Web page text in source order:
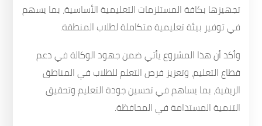
تجهيزها بكافة المستلزمات التعليمية الأساسية، بما يسهم
في توفير بيئة تعليمية متكاملة لطلاب المنطقة.
وأكد أن هذا المشروع يأتي ضمن جهود الوكالة في دعم
قطاع التعليم، وتعزيز فرص التعلم للطلاب في المناطق
الريفية، بما يساهم في تحسين جودة التعليم وتحقيق
التنمية المستدامة في المحافظة.